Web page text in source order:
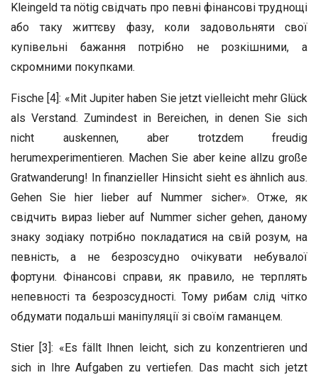
Kleingeld та nötig свідчать про певні фінансові труднощі
або таку життєву фазу, коли задовольняти свої
купівельні бажання потрібно не розкішними, а
скромними покупками.
Fische [4]: «Mit Jupiter haben Sie jetzt vielleicht mehr Glück
als Verstand. Zumindest in Bereichen, in denen Sie sich
nicht auskennen, aber trotzdem freudig
herumexperimentieren. Machen Sie aber keine allzu große
Gratwanderung! In finanzieller Hinsicht sieht es ähnlich aus.
Gehen Sie hier lieber auf Nummer sicher». Отже, як
свідчить вираз lieber auf Nummer sicher gehen, даному
знаку зодіаку потрібно покладатися на свій розум, на
певність, а не безрозсудно очікувати небувалої
фортуни. Фінансові справи, як правило, не терплять
непевності та безрозсудності. Тому рибам слід чітко
обдумати подальші маніпуляції зі своїм гаманцем.
Stier [3]: «Es fällt Ihnen leicht, sich zu konzentrieren und
sich in Ihre Aufgaben zu vertiefen. Das macht sich jetzt